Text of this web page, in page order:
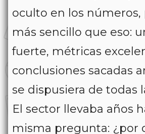
oculto en los números,
más sencillo que eso:
fuerte, métricas
conclusiones sacadas
se dispusiera de todas
El sector llevaba años
misma pregunta: ¿por